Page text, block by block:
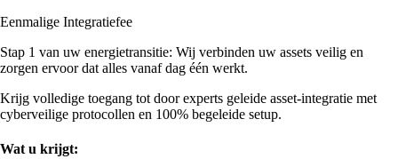
Eenmalige Integratiefee
Stap 1 van uw energietransitie: Wij verbinden uw assets veilig en
zorgen ervoor dat alles vanaf dag één werkt.
Krijg volledige toegang tot door experts geleide asset-integratie met
cyberveilige protocollen en 100% begeleide setup.
Wat u krijgt: